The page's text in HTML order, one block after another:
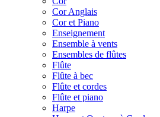
Cor Anglais
Cor et Piano
Enseignement
Ensemble à vents
Ensembles de flûtes
Flûte
Flûte à bec
Flûte et cordes
Flûte et piano
Harpe